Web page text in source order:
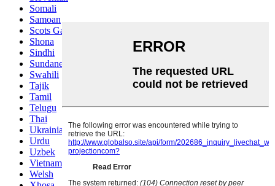
Somali
Samoan
Scots Gaelic
Shona
Sindhi
Sundanese
Swahili
Tajik
Tamil
Telugu
Thai
Ukrainian
Urdu
Uzbek
Vietnamese
Welsh